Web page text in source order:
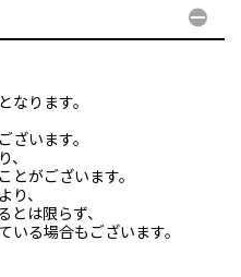
なります。
ざいます。
、
がございます。
り、
は限らず、
る場合もございます。